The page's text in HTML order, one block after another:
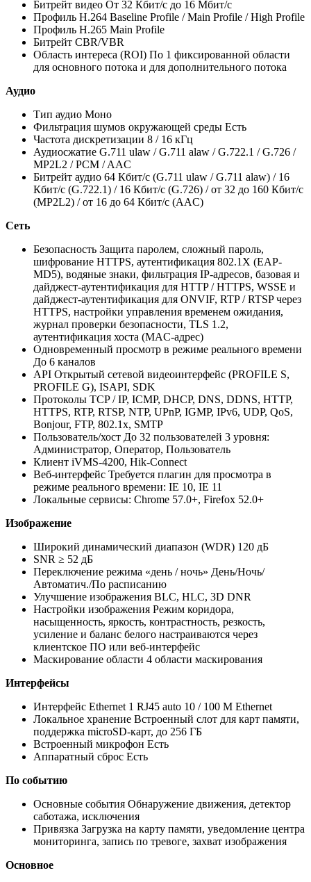
Битрейт видео От 32 Кбит/с до 16 Мбит/с
Профиль H.264 Baseline Profile / Main Profile / High Profile
Профиль H.265 Main Profile
Битрейт CBR/VBR
Область интереса (ROI) По 1 фиксированной области
для основного потока и для дополнительного потока
Аудио
Тип аудио Моно
Фильтрация шумов окружающей среды Есть
Частота дискретизации 8 / 16 кГц
Аудиосжатие G.711 ulaw / G.711 alaw / G.722.1 / G.726 /
MP2L2 / PCM / AAC
Битрейт аудио 64 Кбит/с (G.711 ulaw / G.711 alaw) / 16
Кбит/с (G.722.1) / 16 Кбит/с (G.726) / от 32 до 160 Кбит/с
(MP2L2) / от 16 до 64 Кбит/с (AAC)
Сеть
Безопасность Защита паролем, сложный пароль,
шифрование HTTPS, аутентификация 802.1X (EAP-
MD5), водяные знаки, фильтрация IP-адресов, базовая и
дайджест-аутентификация для HTTP / HTTPS, WSSE и
дайджест-аутентификация для ONVIF, RTP / RTSP через
HTTPS, настройки управления временем ожидания,
журнал проверки безопасности, TLS 1.2,
аутентификация хоста (MAC-адрес)
Одновременный просмотр в режиме реального времени
До 6 каналов
API Открытый сетевой видеоинтерфейс (PROFILE S,
PROFILE G), ISAPI, SDK
Протоколы TCP / IP, ICMP, DHCP, DNS, DDNS, HTTP,
HTTPS, RTP, RTSP, NTP, UPnP, IGMP, IPv6, UDP, QoS,
Bonjour, FTP, 802.1x, SMTP
Пользователь/хост До 32 пользователей 3 уровня:
Администратор, Оператор, Пользователь
Клиент iVMS-4200, Hik-Connect
Веб-интерфейс Требуется плагин для просмотра в
режиме реального времени: IE 10, IE 11
Локальные сервисы: Chrome 57.0+, Firefox 52.0+
Изображение
Широкий динамический диапазон (WDR) 120 дБ
SNR ≥ 52 дБ
Переключение режима «день / ночь» День/Ночь/
Автоматич./По расписанию
Улучшение изображения BLC, HLC, 3D DNR
Настройки изображения Режим коридора,
насыщенность, яркость, контрастность, резкость,
усиление и баланс белого настраиваются через
клиентское ПО или веб-интерфейс
Маскирование области 4 области маскирования
Интерфейсы
Интерфейс Ethernet 1 RJ45 auto 10 / 100 М Ethernet
Локальное хранение Встроенный слот для карт памяти,
поддержка microSD-карт, до 256 ГБ
Встроенный микрофон Есть
Аппаратный сброс Есть
По событию
Основные события Обнаружение движения, детектор
саботажа, исключения
Привязка Загрузка на карту памяти, уведомление центра
мониторинга, запись по тревоге, захват изображения
Основное